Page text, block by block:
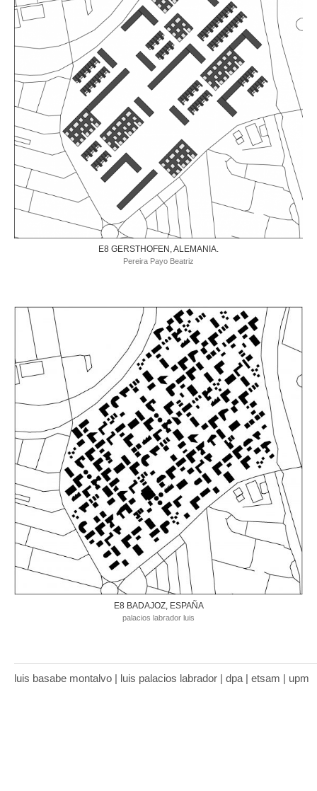
E8 GERSTHOFEN, ALEMANIA.
Pereira Payo Beatriz
E8 BADAJOZ, ESPAÑA
palacios labrador luis
luis basabe montalvo | luis palacios labrador | dpa | etsam | upm